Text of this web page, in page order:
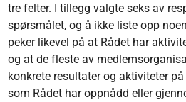
tre felter. I tillegg valgte seks av
spørsmålet, og å ikke liste opp
peker likevel på at Rådet har
og at de fleste av
konkrete resultater og aktiviteter
som Rådet har oppnådd eller